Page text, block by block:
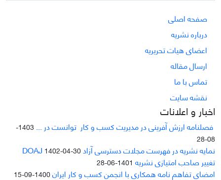
صفحه اصلی
درباره نشریه
اعضای هیات تحریریه
ارسال مقاله
تماس با ما
نقشه سایت
اخبار و اعلانات
فصلنامه ارزش آفرینی در مدیریت کسب و کار توانست در ...
1403-
08-28
نمایه نشریه در فهرست مجلات دسترسی آزاد DOAJ1402-04-30
تغییر صاحب امتیازی نشریه 1401-06-28
امضای تفاهم نامه همکاری با انجمن کسب و کار ایران1400-09-15